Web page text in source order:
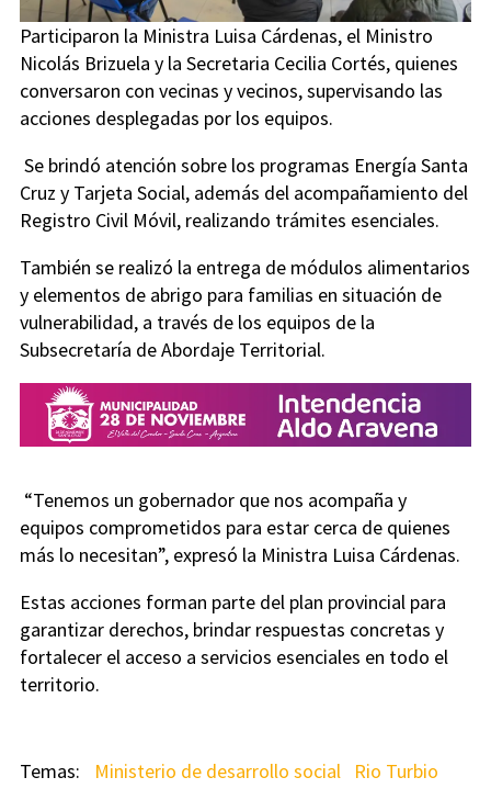
Participaron la Ministra Luisa Cárdenas, el Ministro
Nicolás Brizuela y la Secretaria Cecilia Cortés, quienes
conversaron con vecinas y vecinos, supervisando las
acciones desplegadas por los equipos.
Se brindó atención sobre los programas Energía Santa
Cruz y Tarjeta Social, además del acompañamiento del
Registro Civil Móvil, realizando trámites esenciales.
También se realizó la entrega de módulos alimentarios
y elementos de abrigo para familias en situación de
vulnerabilidad, a través de los equipos de la
Subsecretaría de Abordaje Territorial.
“Tenemos un gobernador que nos acompaña y
equipos comprometidos para estar cerca de quienes
más lo necesitan”, expresó la Ministra Luisa Cárdenas.
Estas acciones forman parte del plan provincial para
garantizar derechos, brindar respuestas concretas y
fortalecer el acceso a servicios esenciales en todo el
territorio.
Ministerio de desarrollo social Rio Turbio